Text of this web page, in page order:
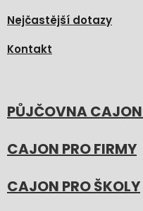
Nejčastější dotazy
Kontakt
PŮJČOVNA
CAJON PRO FIRMY
CAJON PRO ŠKOLY